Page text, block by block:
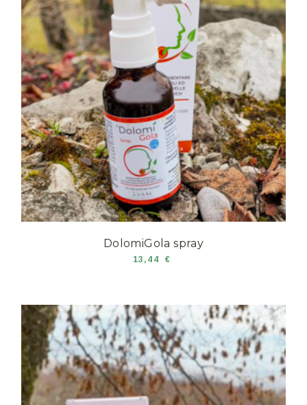
DolomiGola spray
13,44 €